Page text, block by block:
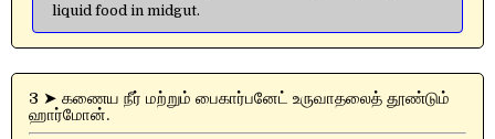
liquid food in midgut.
3 ➤ கணைய நீர் மற்றும் பைகார்பனேட் உருவாதலைத் தூண்டும்
ஹார்மோன்.